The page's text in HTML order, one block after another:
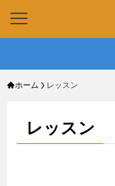
ホーム レッスン
レッスン